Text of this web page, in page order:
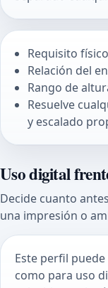
Requisito
Relación del
Rango de
Resuelve
y escalado
Uso digital
Decide cuanto
una impresión o
Este perfil
como para uso